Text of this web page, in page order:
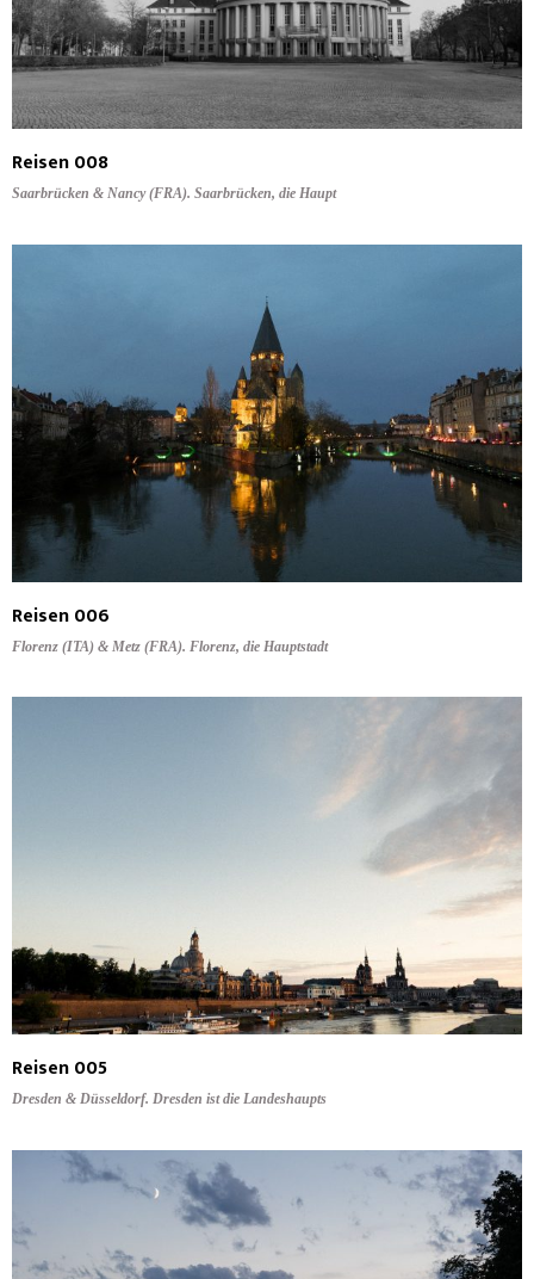
Reisen 008
Saarbrücken & Nancy (FRA). Saarbrücken, die Haupt
Reisen 006
Florenz (ITA) & Metz (FRA). Florenz, die Hauptstadt
Reisen 005
Dresden & Düsseldorf. Dresden ist die Landeshaupts